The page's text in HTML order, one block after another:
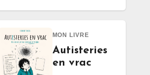
MON LIVRE
Autisteries
en vrac